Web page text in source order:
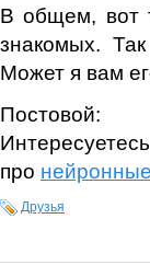
В общем, вот
знакомых.
Может я вам
Постовой:
про
Друзья